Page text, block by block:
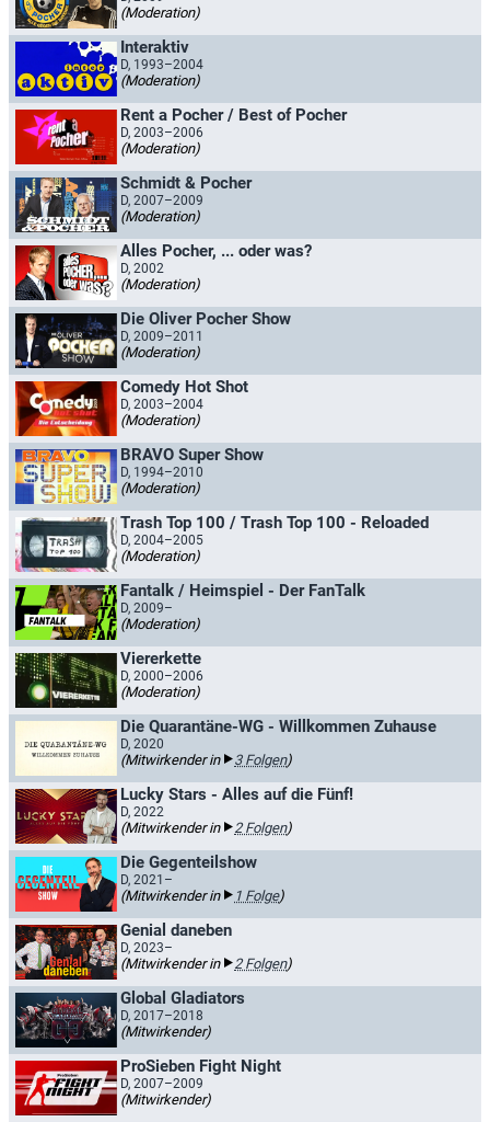
(Moderation)
Interaktiv
D, 1993–2004
(Moderation)
Rent a Pocher / Best of Pocher
D, 2003–2006
(Moderation)
Schmidt & Pocher
D, 2007–2009
(Moderation)
Alles Pocher, ... oder was?
D, 2002
(Moderation)
Die Oliver Pocher Show
D, 2009–2011
(Moderation)
Comedy Hot Shot
D, 2003–2004
(Moderation)
BRAVO Super Show
D, 1994–2010
(Moderation)
Trash Top 100 / Trash Top 100 - Reloaded
D, 2004–2005
(Moderation)
Fantalk / Heimspiel - Der FanTalk
D, 2009–
(Moderation)
Viererkette
D, 2000–2006
(Moderation)
Die Quarantäne-WG - Willkommen Zuhause
D, 2020
(Mitwirkender in 3 Folgen)
Lucky Stars - Alles auf die Fünf!
D, 2022
(Mitwirkender in 2 Folgen)
Die Gegenteilshow
D, 2021–
(Mitwirkender in 1 Folge)
Genial daneben
D, 2023–
(Mitwirkender in 2 Folgen)
Global Gladiators
D, 2017–2018
(Mitwirkender)
ProSieben Fight Night
D, 2007–2009
(Mitwirkender)